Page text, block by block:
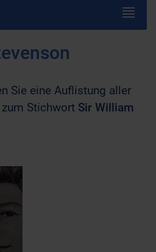
Sie eine Auflistung aller
Stichwort Sir William